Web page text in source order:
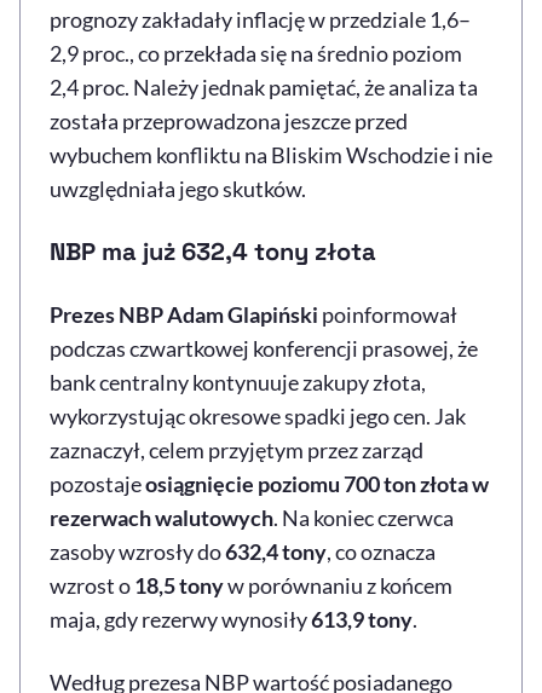
prognozy zakładały inflację w przedziale 1,6–
2,9 proc., co przekłada się na średnio poziom
2,4 proc. Należy jednak pamiętać, że analiza ta
została przeprowadzona jeszcze przed
wybuchem konfliktu na Bliskim Wschodzie i nie
uwzględniała jego skutków.
NBP ma już 632,4 tony złota
Prezes NBP Adam Glapiński poinformował
podczas czwartkowej konferencji prasowej, że
bank centralny kontynuuje zakupy złota,
wykorzystując okresowe spadki jego cen. Jak
zaznaczył, celem przyjętym przez zarząd
pozostajeosiągnięcie poziomu 700 ton złota w
rezerwach walutowych. Na koniec czerwca
zasoby wzrosły do632,4 tony, co oznacza
wzrost o18,5 tonyw porównaniu z końcem
maja, gdy rezerwy wynosiły613,9 tony.
Według prezesa NBP wartość posiadanego